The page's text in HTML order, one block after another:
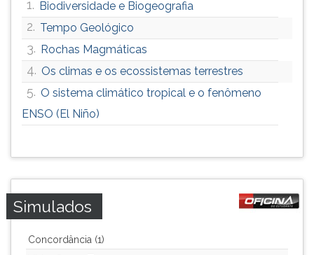
1. Biodiversidade e Biogeografia
2. Tempo Geológico
3. Rochas Magmáticas
4. Os climas e os ecossistemas terrestres
5. O sistema climático tropical e o fenômeno
ENSO (El Niño)
Simulados
Concordância (1)